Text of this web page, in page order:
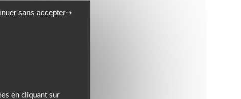
en cliquant sur
sans accepter